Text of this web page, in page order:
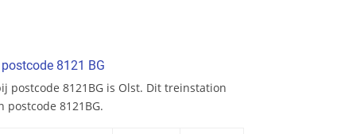
8121 BG
8121BG is Olst. Dit treinstation
postcode 8121BG.